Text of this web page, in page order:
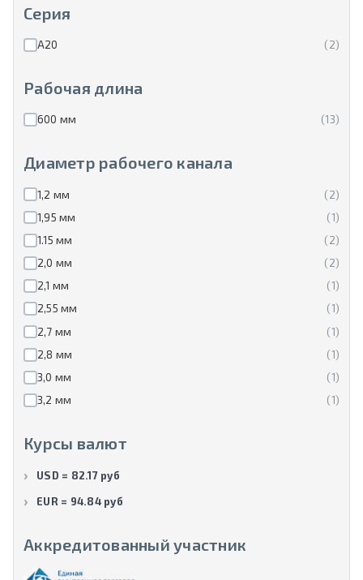
Серия
А20 (2)
Рабочая длина
600 мм (13)
Диаметр рабочего канала
1,2 мм
(2)
1,95 мм
(1)
1.15 мм
(2)
2,0 мм
(2)
2,1 мм
(1)
2,55 мм
(1)
2,7 мм
(1)
2,8 мм
(1)
3,0 мм
(1)
3,2 мм
(1)
Курсы валют
USD = 82.17 руб
EUR = 94.84 руб
Аккредитованный участник